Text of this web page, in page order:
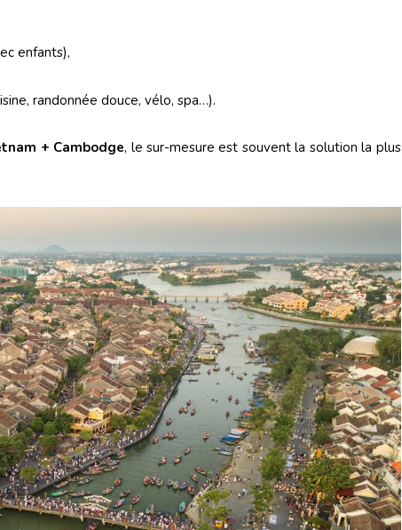
enfants),
randonnée douce, vélo, spa…).
+ Cambodge, le sur-mesure est souvent la solution la plus